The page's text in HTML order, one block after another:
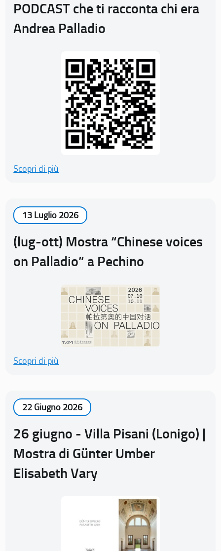
PODCAST che ti racconta chi era
Andrea Palladio
Scopri di più
13 Luglio 2026
(lug-ott) Mostra “Chinese voices
on Palladio” a Pechino
Scopri di più
22 Giugno 2026
26 giugno - Villa Pisani (Lonigo) |
Mostra di Günter Umber
Elisabeth Vary